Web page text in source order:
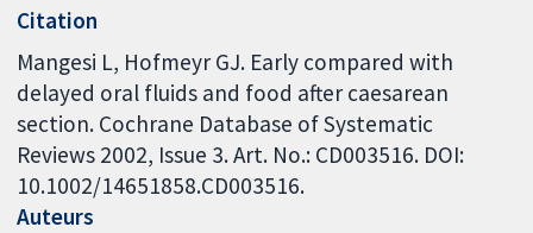
Citation
Mangesi L, Hofmeyr GJ. Early compared with
delayed oral fluids and food after caesarean
section. Cochrane Database of Systematic
Reviews 2002, Issue 3. Art. No.: CD003516. DOI:
10.1002/14651858.CD003516.
Auteurs